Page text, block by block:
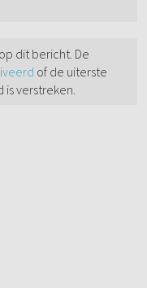
dit bericht. De
of de uiterste
is verstreken.